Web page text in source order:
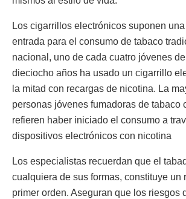
Los cigarrillos electrónicos suponen
entrada para el consumo de tabaco
nacional, uno de cada cuatro jóvenes
dieciocho años ha usado un cigarrillo
la mitad con recargas de nicotina. La
personas jóvenes fumadoras de tabaco
refieren haber iniciado el consumo a
dispositivos electrónicos con nicotina
Los especialistas recuerdan que el
cualquiera de sus formas, constituye un
primer orden. Aseguran que los riesgos